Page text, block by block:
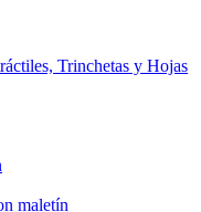
Trinchetas y Hojas
maletín